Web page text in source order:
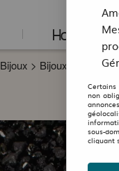
Homme
Bijoux > Bijoux Bien-être
Certains
non
sous-
cliquant